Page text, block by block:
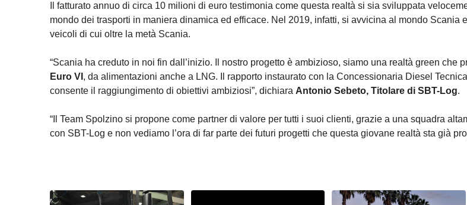
Il fatturato annuo di circa 10 milioni di euro testimonia come questa realtà si sia sviluppata
mondo dei trasporti in maniera dinamica ed efficace. Nel 2019, infatti, si avvicina al mondo
veicoli di cui oltre la metà Scania.
“Scania ha creduto in noi fin dall’inizio. Il nostro progetto è ambizioso, siamo una realtà green che
Euro VI , da alimentazioni anche a LNG. Il rapporto instaurato con la Concessionaria Diesel
consente il raggiungimento di obiettivi ambiziosi”, dichiara Antonio Sebeto, Titolare di SBT-Log.
“Il Team Spolzino si propone come partner di valore per tutti i suoi clienti, grazie a una squadra
con SBT-Log e non vediamo l’ora di far parte dei futuri progetti che questa giovane realtà sta già